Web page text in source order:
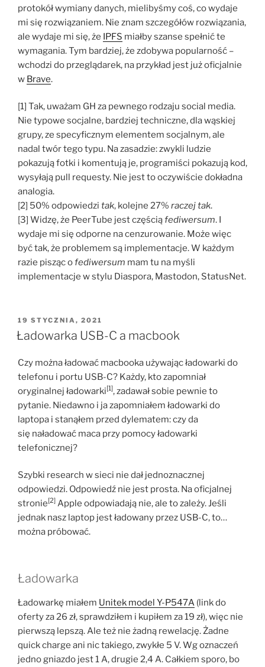
protokół wymiany danych, mielibyśmy coś, co wydaje
mi się rozwiązaniem. Nie znam szczegółów rozwiązania,
ale wydaje mi się, że IPFS miałby szanse spełnić te
wymagania. Tym bardziej, że zdobywa popularność –
wchodzi do przeglądarek, na przykład jest już oficjalnie
w Brave.
[1] Tak, uważam GH za pewnego rodzaju social media.
Nie typowe socjalne, bardziej techniczne, dla wąskiej
grupy, ze specyficznym elementem socjalnym, ale
nadal twór tego typu. Na zasadzie: zwykli ludzie
pokazują fotki i komentują je, programiści pokazują kod,
wysyłają pull requesty. Nie jest to oczywiście dokładna
analogia.
[2] 50% odpowiedzi tak, kolejne 27% raczej tak.
[3] Widzę, że PeerTube jest częściąfediwersum. I
wydaje mi się odporne na cenzurowanie. Może więc
być tak, że problemem są implementacje. W każdym
razie pisząc ofediwersum mam tu na myśli
implementacje w stylu Diaspora, Mastodon, StatusNet.
OPUBLIKOWANE
W
19 STYCZNIA, 2021
Ładowarka USB-C a macbook
Czy można ładować macbooka używając ładowarki do
telefonu i portu USB-C? Każdy, kto zapomniał
oryginalnej ładowarki[1], zadawał sobie pewnie to
pytanie. Niedawno i ja zapomniałem ładowarki do
laptopa i stanąłem przed dylematem: czy da
się naładować maca przy pomocy ładowarki
telefonicznej?
Szybki research w sieci nie dał jednoznacznej
odpowiedzi. Odpowiedź nie jest prosta. Na oficjalnej
stronie[2] Apple odpowiadają nie, ale to zależy. Jeśli
jednak nasz laptop jest ładowany przez USB-C, to…
można próbować.
Ładowarka
Ładowarkę miałem Unitek model Y-P547A (link do
oferty za 26 zł, sprawdziłem i kupiłem za 19 zł), więc nie
pierwszą lepszą. Ale też nie żadną rewelację. Żadne
quick charge ani nic takiego, zwykłe 5 V. Wg oznaczeń
jedno gniazdo jest 1 A, drugie 2,4 A. Całkiem sporo, bo